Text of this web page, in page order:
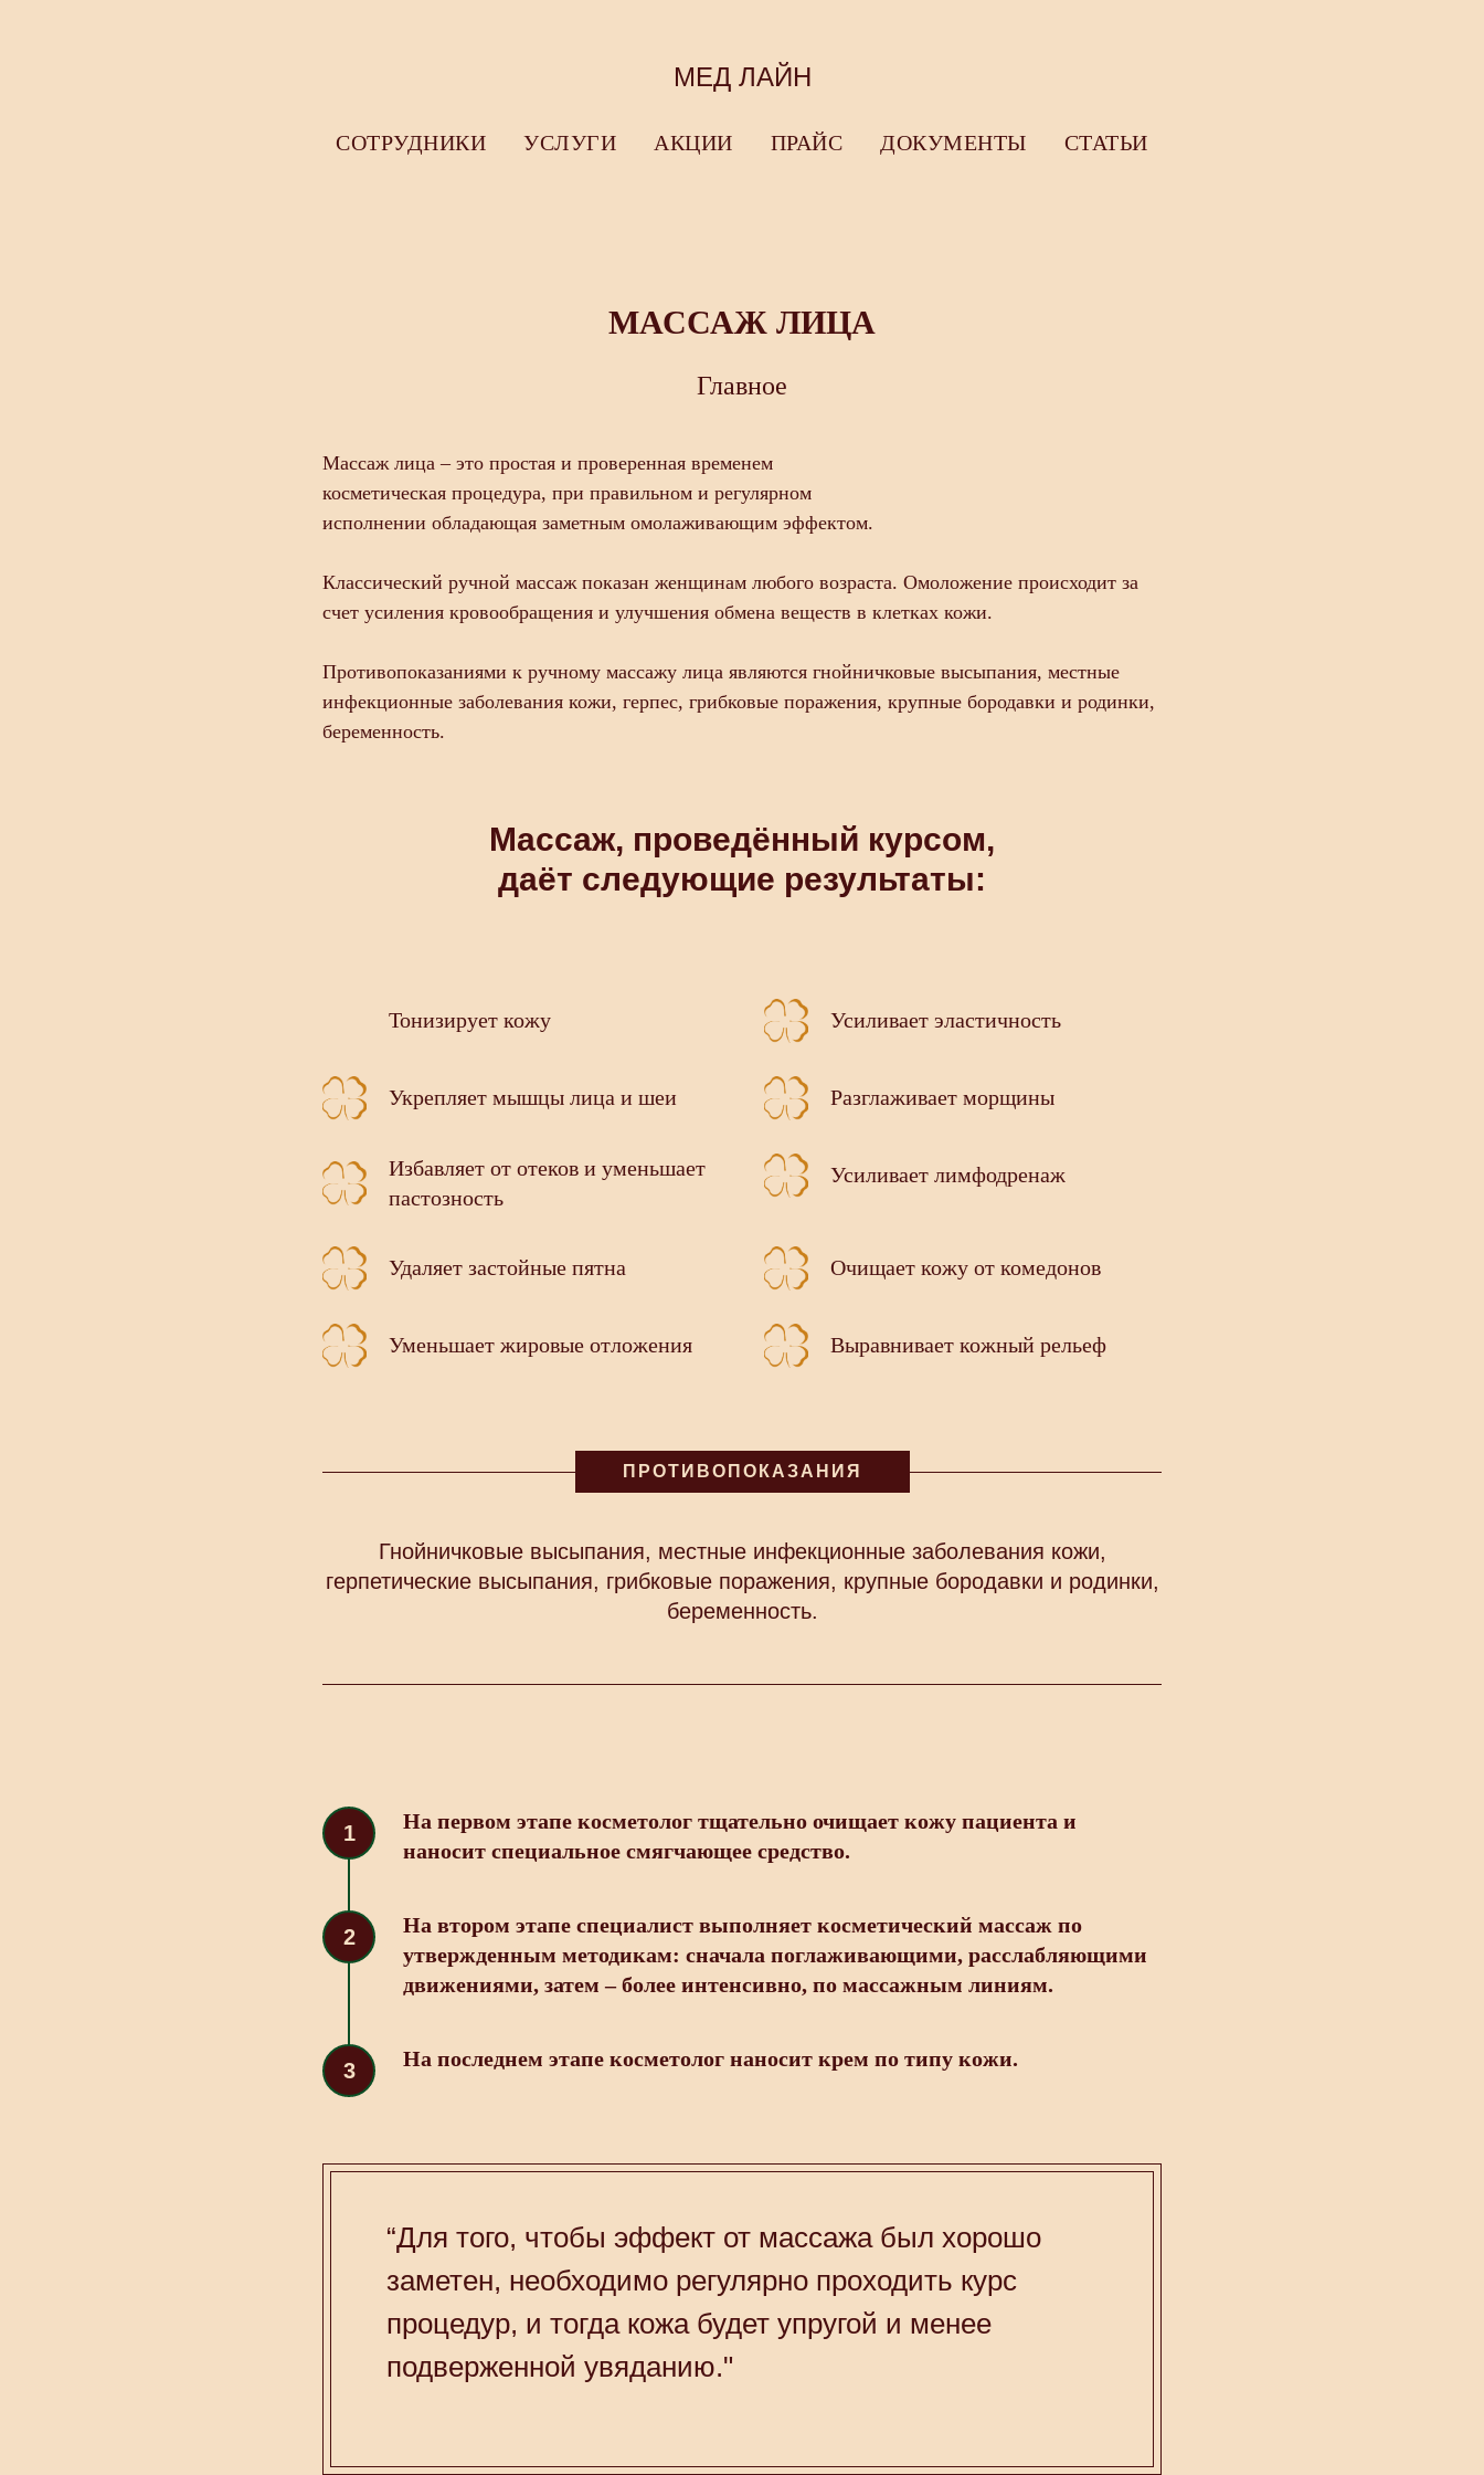
МЕД ЛАЙН
СОТРУДНИКИ УСЛУГИ АКЦИИ ПРАЙС ДОКУМЕНТЫ СТАТЬИ
МАССАЖ ЛИЦА
Главное
Массаж лица – это простая и проверенная временем
косметическая процедура, при правильном и регулярном
исполнении обладающая заметным омолаживающим эффектом.
Классический ручной массаж показан женщинам любого возраста. Омоложение происходит за
счет усиления кровообращения и улучшения обмена веществ в клетках кожи.
Противопоказаниями к ручному массажу лица являются гнойничковые высыпания, местные
инфекционные заболевания кожи, герпес, грибковые поражения, крупные бородавки и родинки,
беременность.
Массаж, проведённый курсом,
даёт следующие результаты:
Тонизирует кожу Усиливает эластичность
Укрепляет мышцы лица и шеи Разглаживает морщины
Избавляет от отеков и уменьшает
пастозность
Усиливает лимфодренаж
Удаляет застойные пятна Очищает кожу от комедонов
Уменьшает жировые отложения Выравнивает кожный рельеф
ПРОТИВОПОКАЗАНИЯ
Гнойничковые высыпания, местные инфекционные заболевания кожи,
герпетические высыпания, грибковые поражения, крупные бородавки и родинки,
беременность.
На первом этапе косметолог тщательно очищает кожу пациента и
наносит специальное смягчающее средство.
На втором этапе специалист выполняет косметический массаж по
утвержденным методикам: сначала поглаживающими, расслабляющими
движениями, затем – более интенсивно, по массажным линиям.
На последнем этапе косметолог наносит крем по типу кожи.
“Для того, чтобы эффект от массажа был хорошо
заметен, необходимо регулярно проходить курс
процедур, и тогда кожа будет упругой и менее
подверженной увяданию."